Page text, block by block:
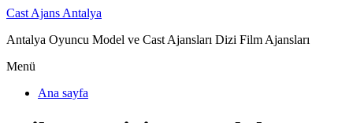
Cast Ajans Antalya
Antalya Oyuncu Model ve Cast Ajansları Dizi Film Ajansları
Menü
Ana sayfa